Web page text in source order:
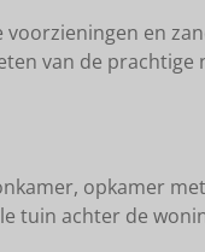
en
van de
opkamer
tuin achter de